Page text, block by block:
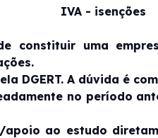
IVA - isenções
constituir uma
DGERT. A dúvida é
no período
ao estudo